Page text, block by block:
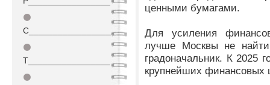
⚫
С_________________
⚫
Т_________________
⚫
ценными бумагами.
Для усиления
лучше Москвы не
градоначальник. К 2025
крупнейших финансовых